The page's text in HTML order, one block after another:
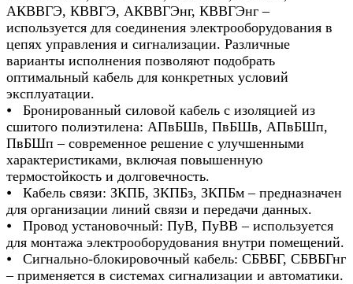
АКВВГЭ, КВВГЭ, АКВВГЭнг, КВВГЭнг –
используется для соединения электрооборудования в
цепях управления и сигнализации. Различные
варианты исполнения позволяют подобрать
оптимальный кабель для конкретных условий
эксплуатации.
⦁ Бронированный силовой кабель с изоляцией из
сшитого полиэтилена: АПвБШв, ПвБШв, АПвБШп,
ПвБШп – современное решение с улучшенными
характеристиками, включая повышенную
термостойкость и долговечность.
⦁ Кабель связи: ЗКПБ, ЗКПБз, ЗКПБм – предназначен
для организации линий связи и передачи данных.
⦁ Провод установочный: ПуВ, ПуВВ – используется
для монтажа электрооборудования внутри помещений.
⦁ Сигнально-блокировочный кабель: СБВБГ, СБВБГнг
– применяется в системах сигнализации и автоматики.